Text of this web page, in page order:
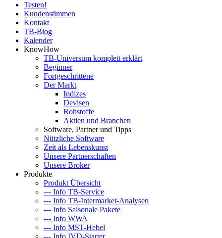
Testen!
Kundenstimmen
Kontakt
TB-Blog
Kalender
KnowHow
TB-Universum komplett erklärt
Beginner
Fortgeschrittene
Der Markt
Indizes
Devisen
Rohstoffe
Aktien und Branchen
Software, Partner und Tipps
Nützliche Software
Zeit als Lebenskunst
Unsere Partnerschaften
Unsere Broker
Produkte
Produkt Übersicht
--- Info TB-Service
--- Info TB-Intermarket-Analysen
--- Info Saisonale Pakete
--- Info WWA
--- Info MST-Hebel
--- Info IVD-Starter